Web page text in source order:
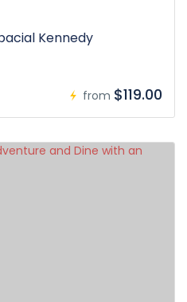
Kennedy
from $119.00